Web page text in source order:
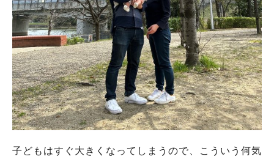
子どもはすぐ大きくなってしまうので、こういう何気